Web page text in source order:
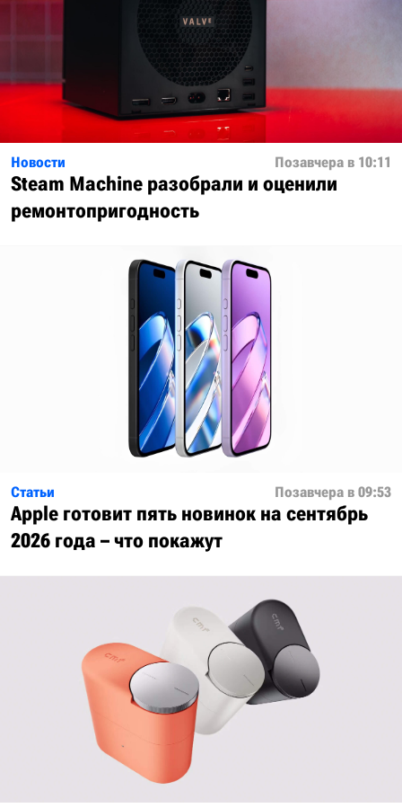
Новости Позавчера в 10:11
Steam Machine разобрали и оценили
ремонтопригодность
Статьи Позавчера в 09:53
Apple готовит пять новинок на сентябрь
2026 года – что покажут